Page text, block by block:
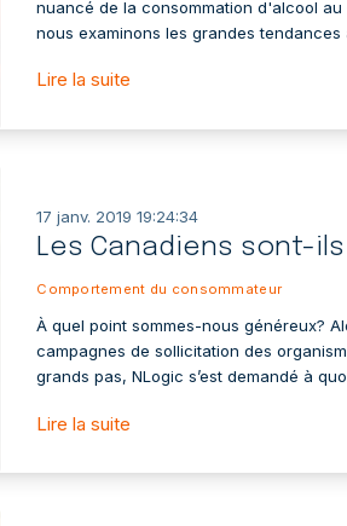
nuancé de la consommation d'alcool au
nous examinons les grandes tendances
Lire la suite
17 janv. 2019 19:24:34
Les Canadiens sont-
Comportement du consommateur
À quel point sommes-nous généreux?
campagnes de sollicitation des
grands pas, NLogic s’est demandé à
Lire la suite